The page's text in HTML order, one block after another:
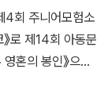
4회 주니어모험소
로 제14회 아동문
혼의 봉인》으로